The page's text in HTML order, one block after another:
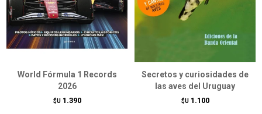
World Fórmula 1 Records
2026
$U 1.390
Secretos y curiosidades de
las aves del Uruguay
$U 1.100